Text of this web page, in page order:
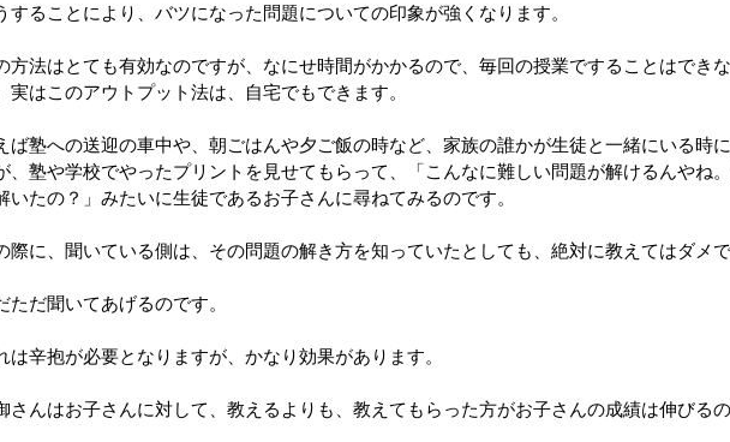
することにより、バツになった問題についての印象が強くなります。
方法はとても有効なのですが、なにせ時間がかかるので、毎回の授業ですることはでき
実はこのアウトプット法は、自宅でもできます。
ば塾への送迎の車中や、朝ごはんや夕ご飯の時など、家族の誰かが生徒と一緒にいる時
、塾や学校でやったプリントを見せてもらって、「こんなに難しい問題が解けるんやね
いたの？」みたいに生徒であるお子さんに尋ねてみるのです。
際に、聞いている側は、その問題の解き方を知っていたとしても、絶対に教えてはダメで
ただ聞いてあげるのです。
は辛抱が必要となりますが、かなり効果があります。
さんはお子さんに対して、教えるよりも、教えてもらった方がお子さんの成績は伸びるの